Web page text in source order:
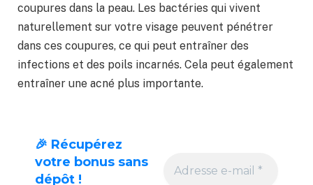
coupures dans la peau. Les bactéries qui vivent
naturellement sur votre visage peuvent pénétrer
dans ces coupures, ce qui peut entraîner des
infections et des poils incarnés. Cela peut également
entraîner une acné plus importante.
🎉 Récupérez
votre bonus sans
dépôt !